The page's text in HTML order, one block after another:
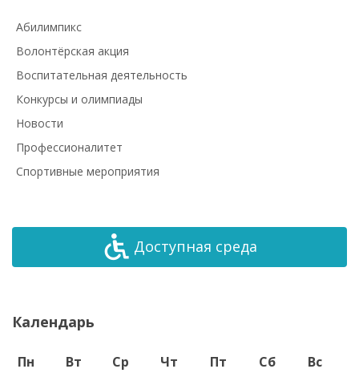
Абилимпикс
Волонтёрская акция
Воспитательная деятельность
Конкурсы и олимпиады
Новости
Профессионалитет
Спортивные мероприятия
Доступная среда
Календарь
Пн Вт Ср Чт Пт Сб
Вс